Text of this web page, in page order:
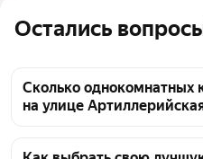
Остались
Сколько однокомнатных
на улице